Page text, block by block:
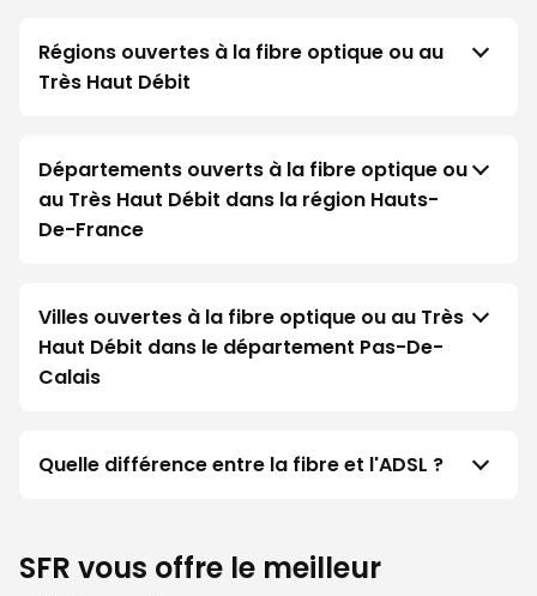
Régions ouvertes à la fibre optique ou au
Très Haut Débit
Départements ouverts à la fibre optique ou
au Très Haut Débit dans la région Hauts-
De-France
Villes ouvertes à la fibre optique ou au Très
Haut Débit dans le département Pas-De-
Calais
Quelle différence entre la fibre et l'ADSL ?
SFR vous offre le meilleur